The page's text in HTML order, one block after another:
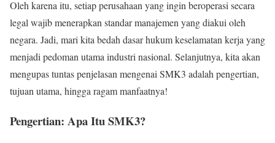
Oleh karena itu, setiap perusahaan yang ingin beroperasi secara
legal wajib menerapkan standar manajemen yang diakui oleh
negara. Jadi, mari kita bedah dasar hukum keselamatan kerja yang
menjadi pedoman utama industri nasional. Selanjutnya, kita akan
mengupas tuntas penjelasan mengenai SMK3 adalah pengertian,
tujuan utama, hingga ragam manfaatnya!
Pengertian: Apa Itu SMK3?